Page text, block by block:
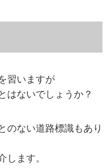
習いますが
はないでしょうか？
のない道路標識もあり
ます。